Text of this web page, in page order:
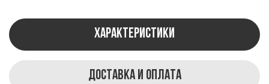
Характеристики
Доставка и оплата